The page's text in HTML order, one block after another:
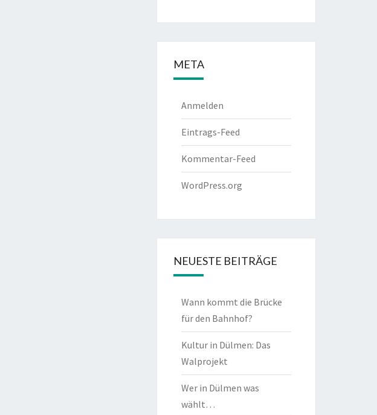
META
Anmelden
Eintrags-Feed
Kommentar-Feed
WordPress.org
NEUESTE BEITRÄGE
Wann kommt die Brücke
für den Bahnhof?
Kultur in Dülmen: Das
Walprojekt
Wer in Dülmen was
wählt…